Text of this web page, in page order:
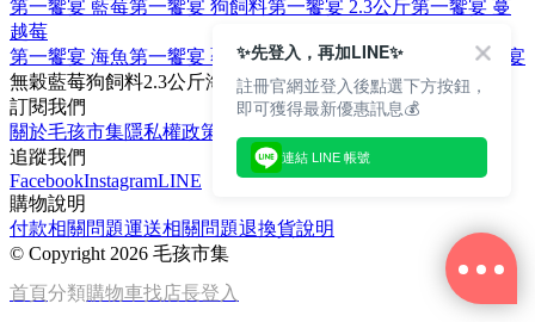
第一饗宴 藍莓第一饗宴 狗飼料第一饗宴 2.3公斤第一饗宴 蔓
越莓
第一饗宴 海魚第一饗宴 覆盆子第一饗宴 全犬泌尿道 第一饗宴
無穀藍莓狗飼料2.3公斤海魚
訂閱我們
關於毛孩市集隱私權政策
追蹤我們
FacebookInstagramLINE
購物說明
付款相關問題運送相關問題退換貨說明
© Copyright 2026 毛孩市集
首頁分類購物車找店長登入
✨先登入，再加LINE✨
註冊官網並登入後點選下方按鈕，
即可獲得最新優惠訊息💰
連結 LINE 帳號